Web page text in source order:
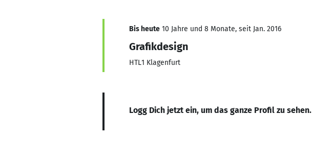
Bis heute 10 Jahre und 8 Monate, seit Jan. 2016
Grafikdesign
HTL1 Klagenfurt
Logg Dich jetzt ein, um das ganze Profil zu sehen.